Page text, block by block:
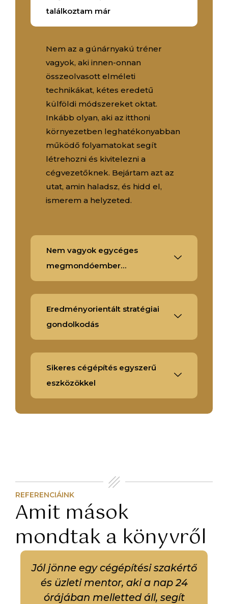
találkoztam már
Nem az a gúnárnyakú tréner
vagyok, aki innen-onnan
összeolvasott elméleti
technikákat, kétes eredetű
külföldi módszereket oktat.
Inkább olyan, aki az itthoni
környezetben leghatékonyabban
működő folyamatokat segít
létrehozni és kivitelezni a
cégvezetőknek. Bejártam azt az
utat, amin haladsz, és hidd el,
ismerem a helyzeted.
Nem vagyok egycéges
megmondóember…
Eredményorientált stratégiai
gondolkodás
Sikeres cégépítés egyszerű
eszközökkel
REFERENCIÁINK
Amit mások
mondtak a könyvről
Jól jönne egy cégépítési szakértő
és üzleti mentor, aki a nap 24
órájában melletted áll, segít